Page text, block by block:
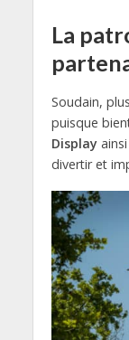
La
Soudain,
puisque
Displayainsi
divertir et